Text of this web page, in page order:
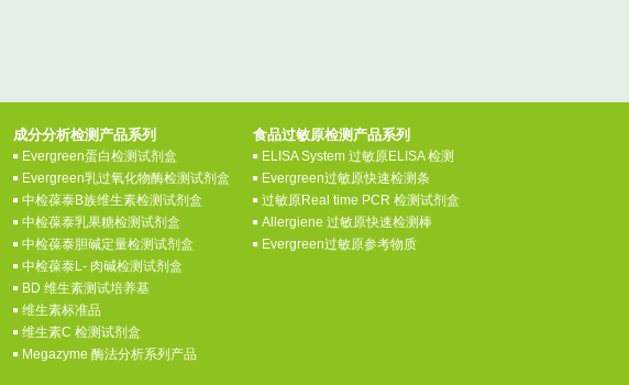
成分分析检测产品系列
Evergreen蛋白检测试剂盒
Evergreen乳过氧化物酶检测试剂盒
中检葆泰B族维生素检测试剂盒
中检葆泰乳果糖检测试剂盒
中检葆泰胆碱定量检测试剂盒
中检葆泰L- 肉碱检测试剂盒
BD 维生素测试培养基
维生素标准品
维生素C 检测试剂盒
Megazyme 酶法分析系列产品
食品过敏原检测产品系列
ELISA System 过敏原ELISA 检测
Evergreen过敏原快速检测条
过敏原Real time PCR 检测试剂盒
Allergiene 过敏原快速检测棒
Evergreen过敏原参考物质